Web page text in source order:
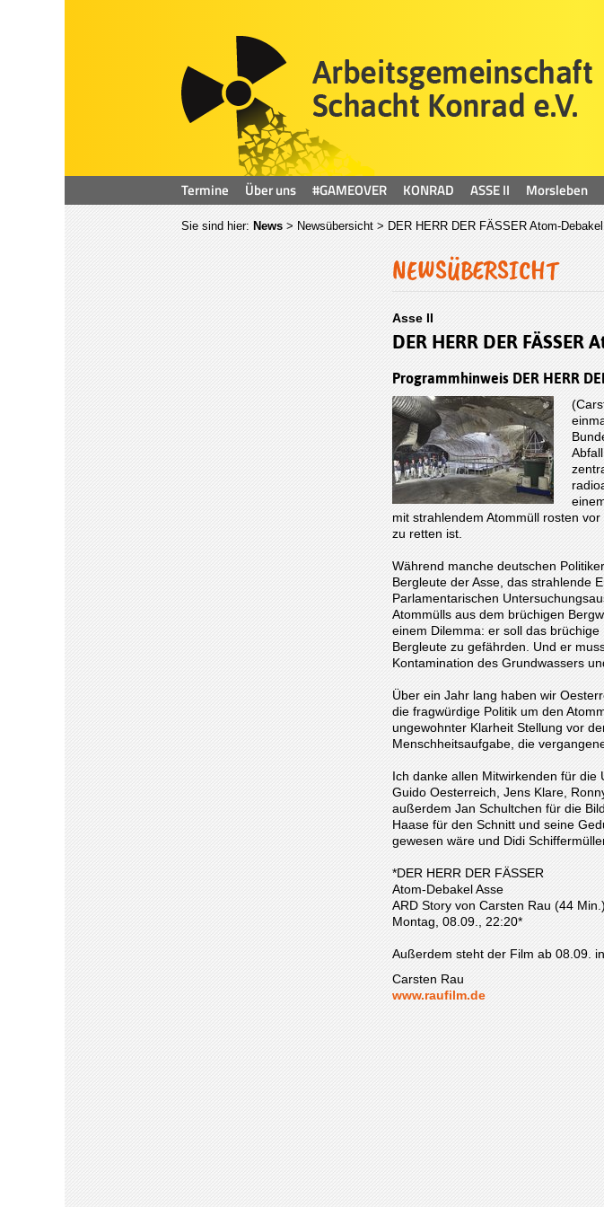
Termine Über uns #GAMEOVER KONRAD ASSE II Morsleben
Sie sind hier: News > Newsübersicht > DER HERR DER FÄSSER Atom-
NEWSÜBERSICHT
Asse II
DER HERR DER FÄSSER
Programmhinweis DER HERR
mit strahlendem Atommüll rosten
zu retten ist.
Während manche deutschen
Bergleute der Asse, das strahlende
Parlamentarischen
Atommülls aus dem brüchigen
einem Dilemma: er soll das
Bergleute zu gefährden. Und er
Kontamination des Grundwassers
Über ein Jahr lang haben wir
die fragwürdige Politik um den
ungewohnter Klarheit Stellung vor
Menschheitsaufgabe, die
Ich danke allen Mitwirkenden für
Guido Oesterreich, Jens Klare,
außerdem Jan Schultchen für die
Haase für den Schnitt und seine
gewesen wäre und Didi
*DER HERR DER FÄSSER
Atom-Debakel Asse
ARD Story von Carsten Rau (44 Min.)
Montag, 08.09., 22:20*
Außerdem steht der Film ab 08.09.
Carsten Rau
www.raufilm.de